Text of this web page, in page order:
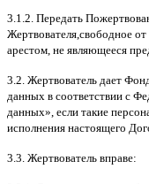
3.1.2. Передать
Жертвователя свободное от
арестом не являющееся
3.2. Жертвователь дает
данных в соответствии с
данных», если такие
исполнения настоящего
3.3. Жертвователь вправе: